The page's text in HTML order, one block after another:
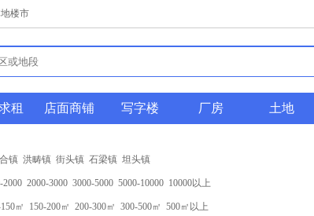
楼市
租 店面商铺 写字楼 厂房 土地
镇 洪畴镇 街头镇 石梁镇 坦头镇
2000 2000-3000 3000-5000 5000-10000 10000以上
㎡ 150-200㎡ 200-300㎡ 300-500㎡ 500㎡以上